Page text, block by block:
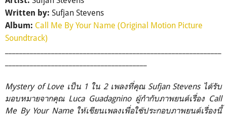
Written by: Sufjan Stevens
Album: Call Me By Your Name (Original Motion Picture
Soundtrack)
Mystery of Love เป็น 1 ใน 2 เพลงที่คุณ Sufjan Stevens ได้รับ
มอบหมายจากคุณ Luca Guadagnino ผู้กำกับภาพยนต์เรื่อง Call
Me By Your Name ให้เขียนเพลงเพื่อใช้ประกอบภาพยนต์เรื่องนี้